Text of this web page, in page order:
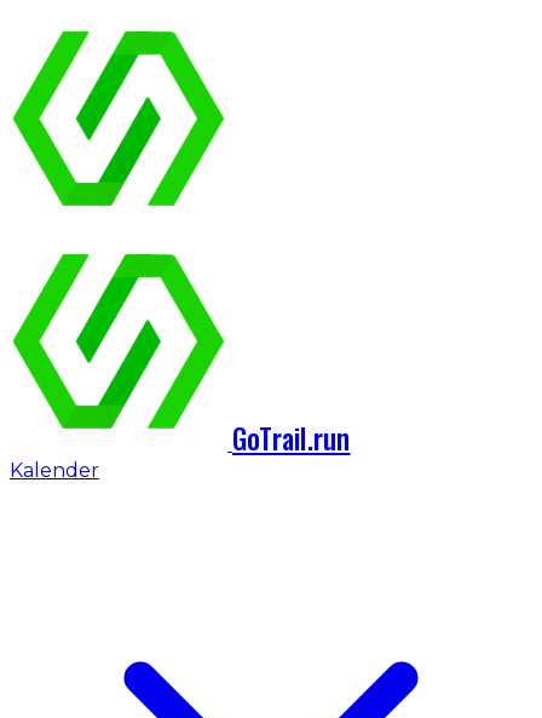
GoTrail.run
Kalender